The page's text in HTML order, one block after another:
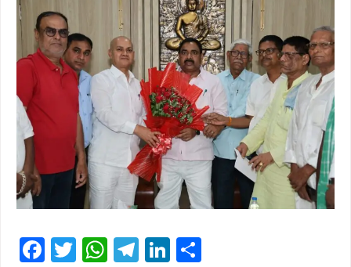
Facebook
Twitter
WhatsApp
Telegram
LinkedIn